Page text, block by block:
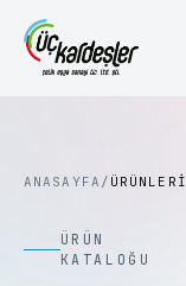
ANASAYFA /
ÜRÜN
KATALOĞU